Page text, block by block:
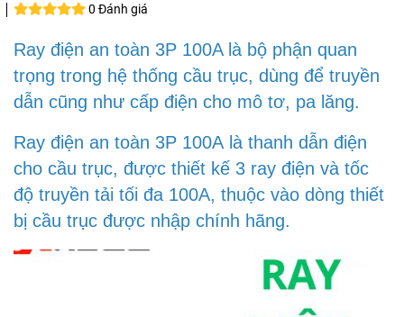
0 Đánh giá
Ray điện an toàn 3P 100A là bộ phận quan
trọng trong hệ thống cầu trục, dùng để truyền
dẫn cũng như cấp điện cho mô tơ, pa lăng.
Ray điện an toàn 3P 100A là thanh dẫn điện
cho cầu trục, được thiết kế 3 ray điện và tốc
độ truyền tải tối đa 100A, thuộc vào dòng thiết
bị cầu trục được nhập chính hãng.